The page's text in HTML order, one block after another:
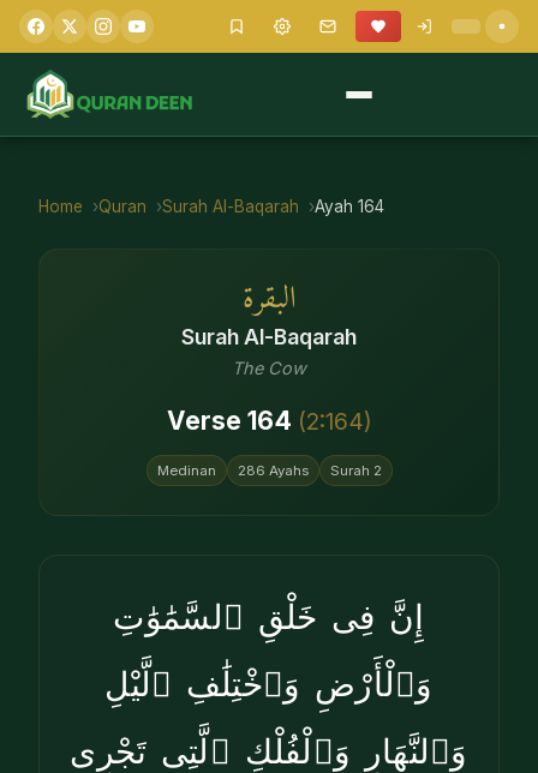
Home Quran Surah Al-Baqarah Ayah 164
البقرة
Surah Al-Baqarah
The Cow
Verse 164 (2:164)
Medinan 286 Ayahs Surah 2
إِنَّ فِى خَلْقِ ٱلسَّمَٰوَٰتِ
وَٱلْأَرْضِ وَٱخْتِلَٰفِ ٱلَّيْلِ
وَٱلنَّهَارِ وَٱلْفُلْكِ ٱلَّتِى تَجْرِى